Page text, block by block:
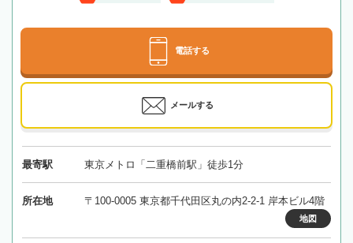
電話する
メールする
最寄駅 東京メトロ「二重橋前駅」徒歩1分
所在地 〒100-0005 東京都千代田区丸の内2-2-1 岸本ビル4階
地図